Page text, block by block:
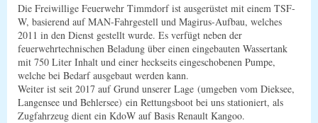
Die Freiwillige Feuerwehr Timmdorf ist ausgerüstet mit einem TSF-
W, basierend auf MAN-Fahrgestell und Magirus-Aufbau, welches
2011 in den Dienst gestellt wurde. Es verfügt neben der
feuerwehrtechnischen Beladung über einen eingebauten Wassertank
mit 750 Liter Inhalt und einer heckseits eingeschobenen Pumpe,
welche bei Bedarf ausgebaut werden kann.
Weiter ist seit 2017 auf Grund unserer Lage (umgeben vom Dieksee,
Langensee und Behlersee) ein Rettungsboot bei uns stationiert, als
Zugfahrzeug dient ein KdoW auf Basis Renault Kangoo.